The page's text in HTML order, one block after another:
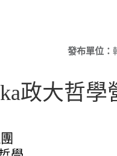
發布單位：
政大哲學